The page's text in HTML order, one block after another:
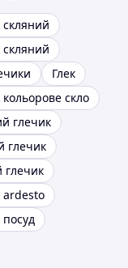
скляний
скляний
Глек
кольорове скло
глечик
глечик
глечик
ardesto
посуд